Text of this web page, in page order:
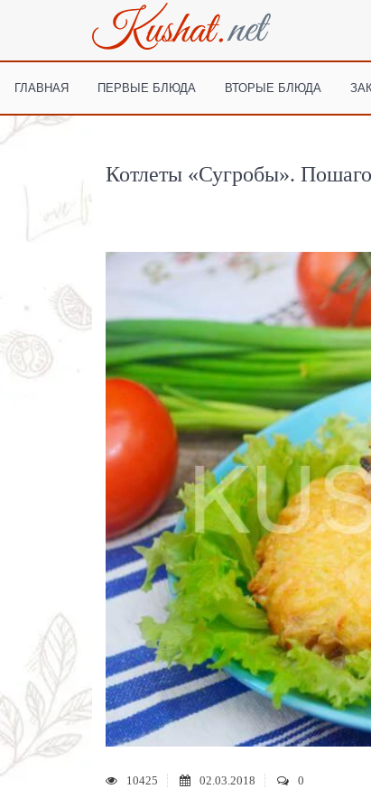
ГЛАВНАЯ ПЕРВЫЕ БЛЮДА ВТОРЫЕ БЛЮДА
Котлеты «Сугробы».
10425 02.03.2018 0